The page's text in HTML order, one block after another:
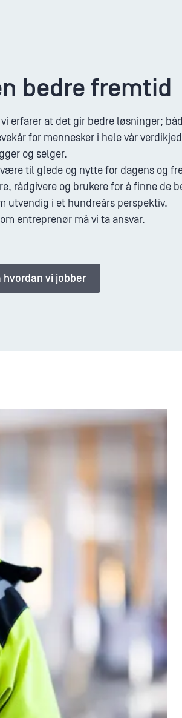
bedre fremtid
vi erfarer at det gir bedre løsninger;
for mennesker i hele vår
og selger.
til glede og nytte for dagens og
rådgivere og brukere for å finne de
utvendig i et hundreårs perspektiv.
entreprenør må vi ta ansvar.
hvordan vi jobber